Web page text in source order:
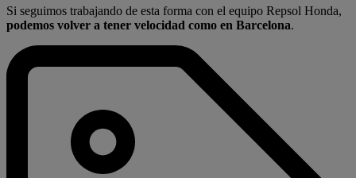
Si seguimos trabajando de esta forma con el equipo Repsol Honda,
podemos volver a tener velocidad como en Barcelona.